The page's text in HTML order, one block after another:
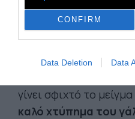
CONFIRM
Data Deletion Data
αδειάζουμε σε
γάλα και το χτυπάμε
φουσκώσει και να
6-7 λεπτά δηλαδή.
γίνει σφιχτό το
καλό χτύπημα του